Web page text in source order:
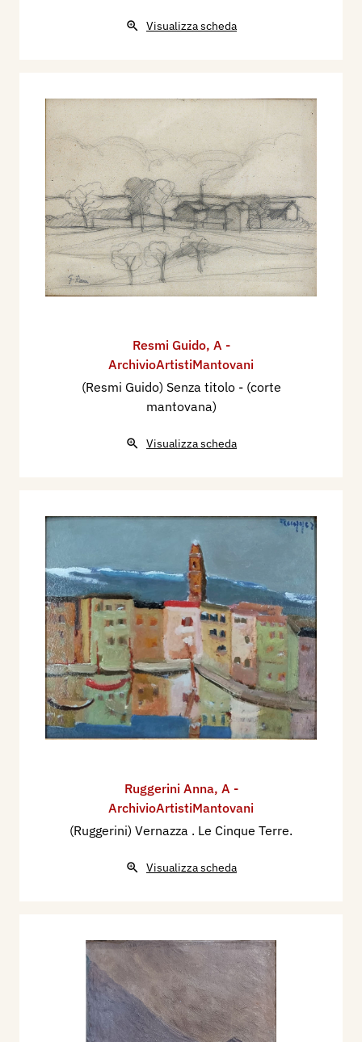
Visualizza scheda
Resmi Guido, A -
ArchivioArtistiMantovani
(Resmi Guido) Senza titolo - (corte
mantovana)
Visualizza scheda
Ruggerini Anna, A -
ArchivioArtistiMantovani
(Ruggerini) Vernazza . Le Cinque Terre.
Visualizza scheda